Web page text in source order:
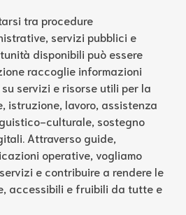
tra procedure
servizi pubblici e
disponibili può essere
raccoglie informazioni
servizi e risorse utili per la
istruzione, lavoro, assistenza
culturale, sostegno
Attraverso guide,
operative, vogliamo
e contribuire a rendere le
accessibili e fruibili da tutte e